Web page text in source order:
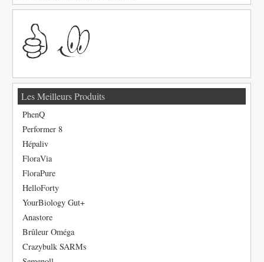
Les Meilleurs Produits
PhenQ
Performer 8
Hépaliv
FloraVia
FloraPure
HelloForty
YourBiology Gut+
Anastore
Brûleur Oméga
Crazybulk SARMs